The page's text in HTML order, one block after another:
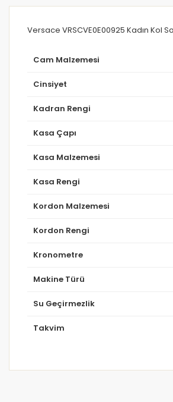
Versace VRSCVE0E00925 Kadın Kol
Cam Malzemesi
Cinsiyet
Kadran Rengi
Kasa Çapı
Kasa Malzemesi
Kasa Rengi
Kordon Malzemesi
Kordon Rengi
Kronometre
Makine Türü
Su Geçirmezlik
Takvim